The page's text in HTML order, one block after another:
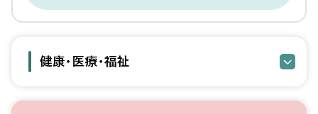
健康・医療・福祉